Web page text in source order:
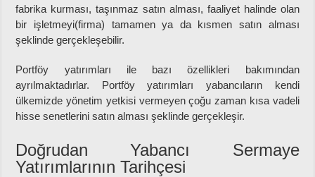
fabrika kurması, taşınmaz satın alması, faaliyet halinde olan
bir işletmeyi(firma) tamamen ya da kısmen satın alması
şeklinde gerçekleşebilir.
Portföy yatırımları ile bazı özellikleri bakımından
ayrılmaktadırlar. Portföy yatırımları yabancıların kendi
ülkemizde yönetim yetkisi vermeyen çoğu zaman kısa vadeli
hisse senetlerini satın alması şeklinde gerçekleşir.
Doğrudan Yabancı Sermaye
Yatırımlarının Tarihçesi